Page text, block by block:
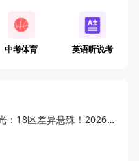
中考体育 英语听说考
2025北京中考公办普高录取率曝光：18区差异悬殊！2026升学机会将增1.48万